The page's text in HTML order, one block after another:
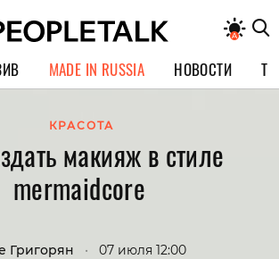
MADE IN RUSSIA НОВОСТИ
КРАСОТА
макияж в стиле
mermaidcore
Григорян • 07 июля 12:00